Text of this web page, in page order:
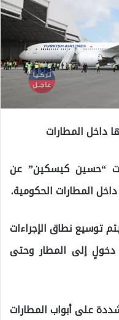
داخل المطارات
“حسين كيسكين” عن
المطارات الحكومية.
توسيع نطاق الإجراءات
إلى المطار وحتى
على أبواب المطارات